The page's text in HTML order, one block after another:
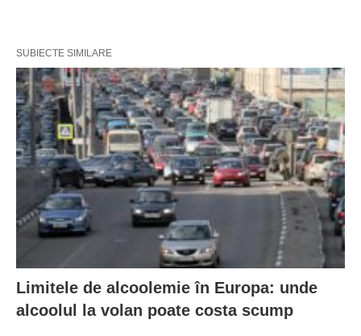
SUBIECTE SIMILARE
Limitele de alcoolemie în Europa: unde
alcoolul la volan poate costa scump